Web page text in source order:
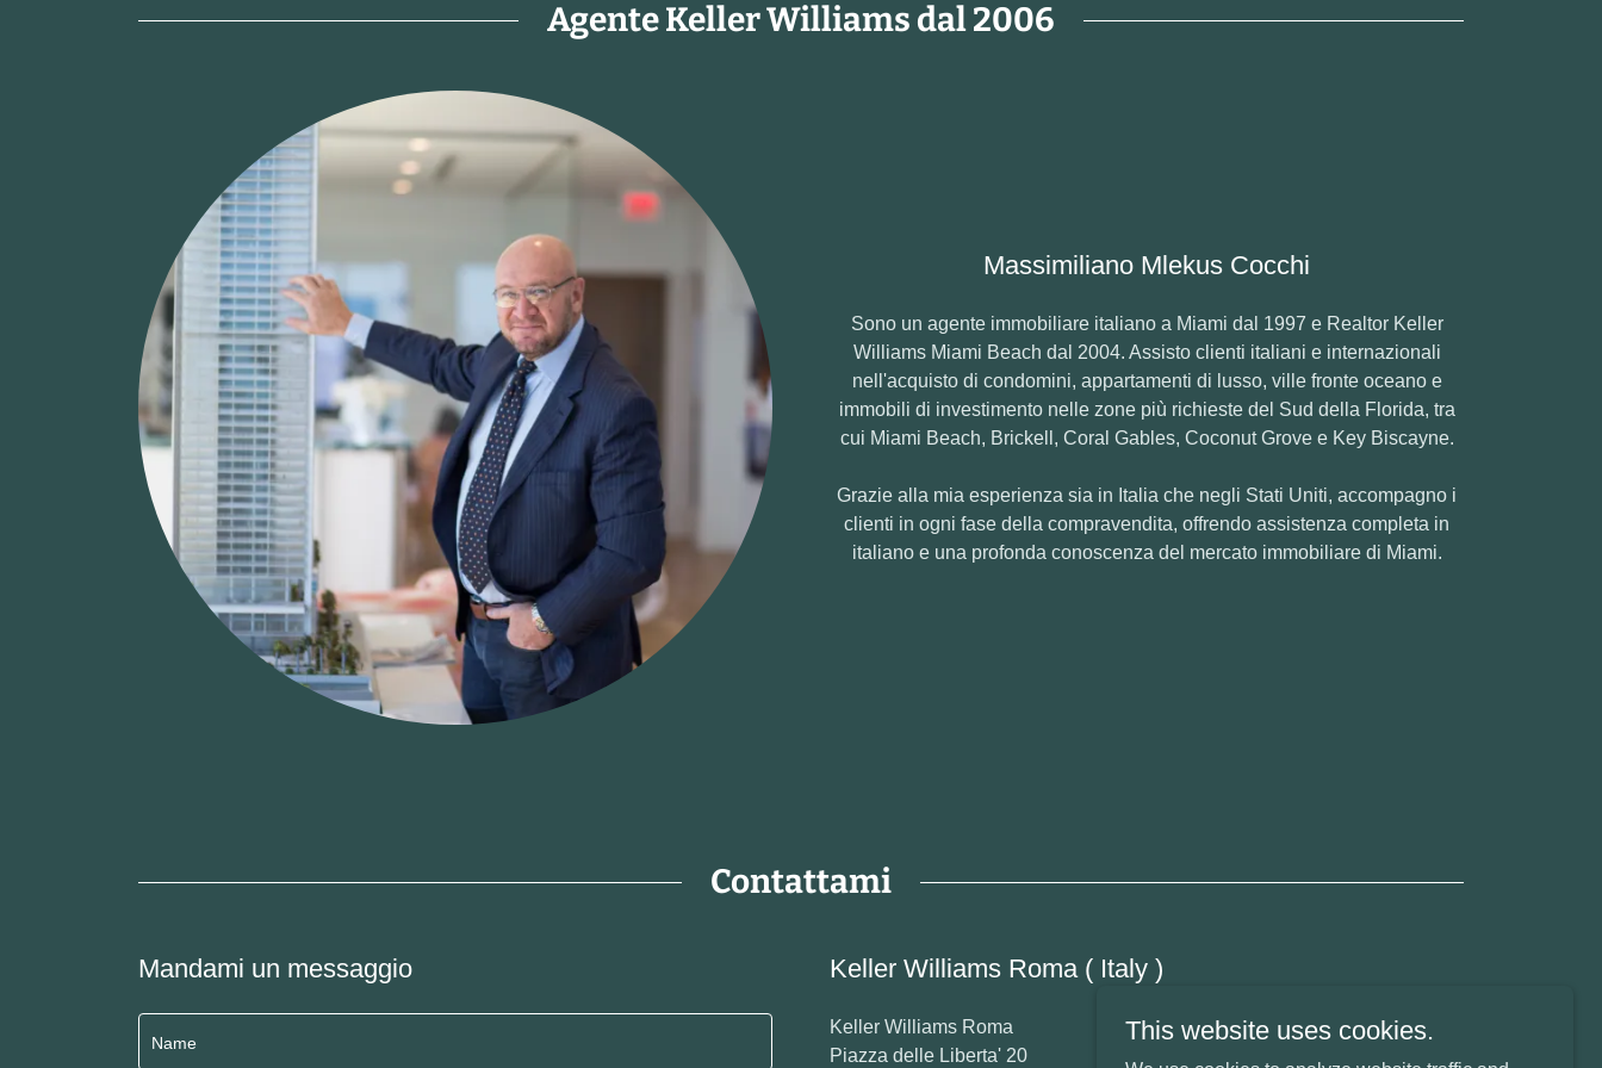
Agente Keller Williams dal 2006
Massimiliano Mlekus Cocchi
Sono un agente immobiliare italiano a Miami dal 1997 e Realtor Keller
Williams Miami Beach dal 2004. Assisto clienti italiani e internazionali
nell'acquisto di condomini, appartamenti di lusso, ville fronte oceano e
immobili di investimento nelle zone più richieste del Sud della Florida, tra
cui Miami Beach, Brickell, Coral Gables, Coconut Grove e Key Biscayne.
Grazie alla mia esperienza sia in Italia che negli Stati Uniti, accompagno i
clienti in ogni fase della compravendita, offrendo assistenza completa in
italiano e una profonda conoscenza del mercato immobiliare di Miami.
Contattami
Mandami un messaggio
Name
Keller Williams Roma ( Italy )
Keller Williams Roma
Piazza delle Liberta' 20
This website uses cookies.